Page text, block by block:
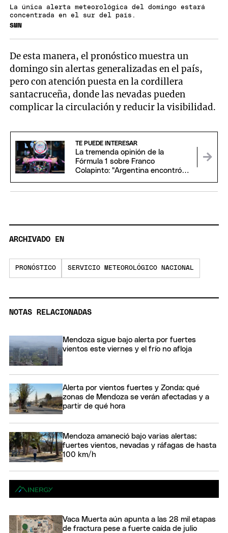
La única alerta meteorológica del domingo estará
concentrada en el sur del país.
SMN
De esta manera, el pronóstico muestra un
domingo sin alertas generalizadas en el país,
pero con atención puesta en la cordillera
santacruceña, donde las nevadas pueden
complicar la circulación y reducir la visibilidad.
TE PUEDE INTERESAR
La tremenda opinión de la
Fórmula 1 sobre Franco
Colapinto: "Argentina encontró
ARCHIVADO EN
PRONÓSTICO SERVICIO METEOROLÓGICO NACIONAL
NOTAS RELACIONADAS
Mendoza sigue bajo alerta por fuertes
vientos este viernes y el frío no afloja
Alerta por vientos fuertes y Zonda: qué
zonas de Mendoza se verán afectadas y a
partir de qué hora
Mendoza amaneció bajo varias alertas:
fuertes vientos, nevadas y ráfagas de hasta
100 km/h
Vaca Muerta aún apunta a las 28 mil etapas
de fractura pese a fuerte caída de julio